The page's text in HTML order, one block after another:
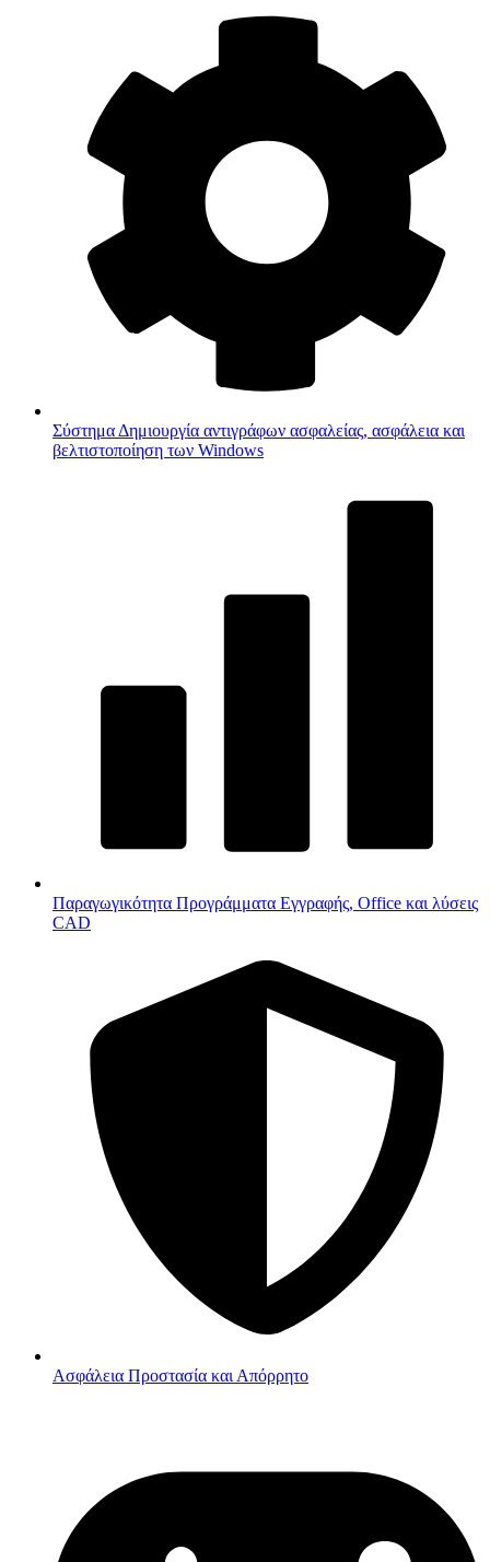
Σύστημα Δημιουργία αντιγράφων ασφαλείας, ασφάλεια και
βελτιστοποίηση των Windows
Παραγωγικότητα Προγράμματα Εγγραφής, Office και λύσεις
CAD
Ασφάλεια Προστασία και Απόρρητο